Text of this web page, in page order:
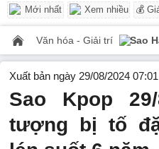
Mới nhất Xem nhiều 💰
Văn hóa - Giải trí Sao
Xuất bản ngày 29/08/2024
Sao Kpop
tượng bị tố